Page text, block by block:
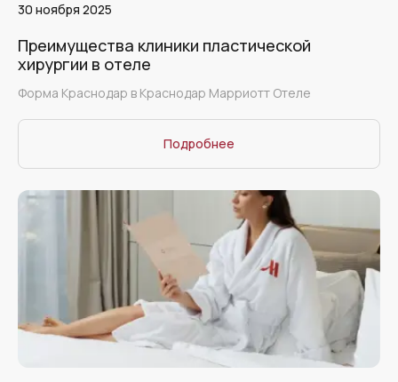
30 ноября 2025
Преимущества клиники пластической
хирургии в отеле
Форма Краснодар в Краснодар Марриотт Отеле
Подробнее